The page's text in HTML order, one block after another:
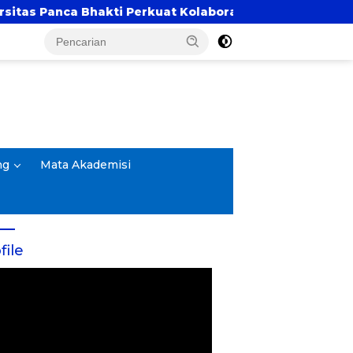
Kolaborasi Akademik Lewat Program PKM
Mata Akademisi